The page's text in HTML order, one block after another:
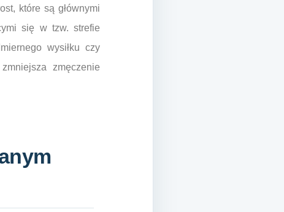
które są głównymi
się w tzw. strefie
wysiłku czy
zmęczenie